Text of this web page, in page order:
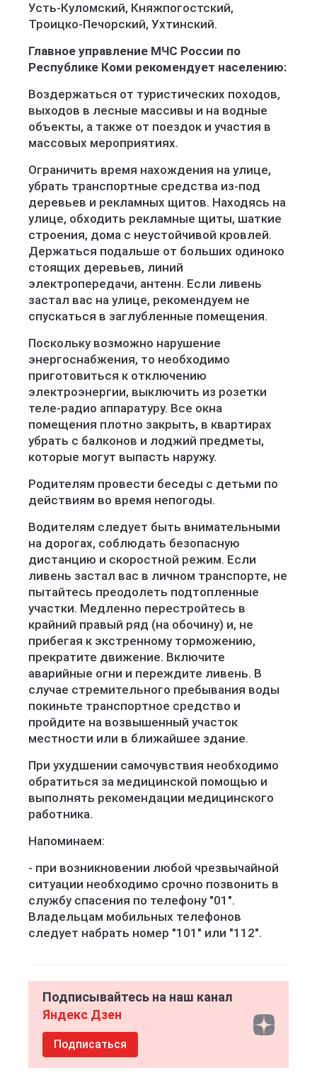
Усть-Куломский, Княжпогостский,
Троицко-Печорский, Ухтинский.
Главное управление МЧС России по
Республике Коми рекомендует населению:
Воздержаться от туристических походов,
выходов в лесные массивы и на водные
объекты, а также от поездок и участия в
массовых мероприятиях.
Ограничить время нахождения на улице,
убрать транспортные средства из-под
деревьев и рекламных щитов. Находясь на
улице, обходить рекламные щиты, шаткие
строения, дома с неустойчивой кровлей.
Держаться подальше от больших одиноко
стоящих деревьев, линий
электропередачи, антенн. Если ливень
застал вас на улице, рекомендуем не
спускаться в заглубленные помещения.
Поскольку возможно нарушение
энергоснабжения, то необходимо
приготовиться к отключению
электроэнергии, выключить из розетки
теле-радио аппаратуру. Все окна
помещения плотно закрыть, в квартирах
убрать с балконов и лоджий предметы,
которые могут выпасть наружу.
Родителям провести беседы с детьми по
действиям во время непогоды.
Водителям следует быть внимательными
на дорогах, соблюдать безопасную
дистанцию и скоростной режим. Если
ливень застал вас в личном транспорте, не
пытайтесь преодолеть подтопленные
участки. Медленно перестройтесь в
крайний правый ряд (на обочину) и, не
прибегая к экстренному торможению,
прекратите движение. Включите
аварийные огни и переждите ливень. В
случае стремительного пребывания воды
покиньте транспортное средство и
пройдите на возвышенный участок
местности или в ближайшее здание.
При ухудшении самочувствия необходимо
обратиться за медицинской помощью и
выполнять рекомендации медицинского
работника.
Напоминаем:
- при возникновении любой чрезвычайной
ситуации необходимо срочно позвонить в
службу спасения по телефону "01".
Владельцам мобильных телефонов
следует набрать номер "101" или "112".
Подписывайтесь на наш канал
Яндекс Дзен
Подписаться